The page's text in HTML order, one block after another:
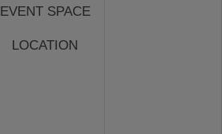
EVENT SPACE
LOCATION